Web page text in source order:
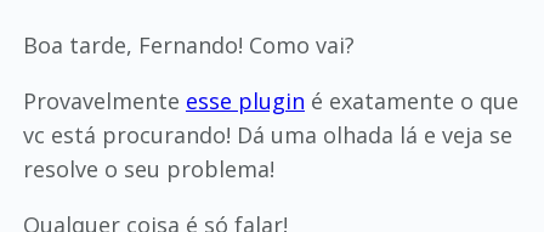
Boa tarde, Fernando! Como vai?
Provavelmente esse plugin é exatamente o que
vc está procurando! Dá uma olhada lá e veja se
resolve o seu problema!
Qualquer coisa é só falar!